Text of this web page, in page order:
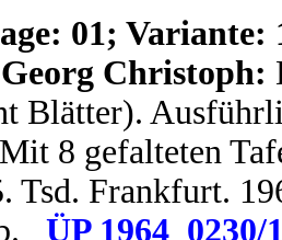
01; Variante:
Christoph:
Blätter).
8 gefalteten
Tsd. Frankfurt.
ÜP 1964_0230/